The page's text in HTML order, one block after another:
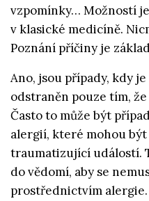
vzpomínky… Možností
v klasické medicíně.
Poznání příčiny je
Ano, jsou případy, kdy
odstraněn pouze tím,
Často to může být
alergií, které mohou
traumatizující událostí.
do vědomí, aby se
prostřednictvím